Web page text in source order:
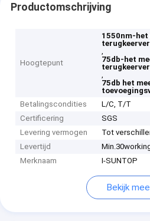
Productomschrijving
Hoogtepunt
1550nm-
,
75db-het
,
75db het
Betalingscondities
L/C, T/T
Certificering
SGS
Levering vermogen
Tot
Levertijd
Merknaam
I-SUNTOP
Bekijk